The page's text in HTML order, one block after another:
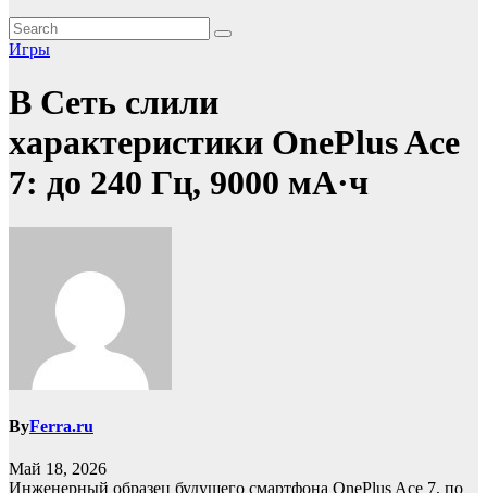
Игры
В Cеть слили
характеристики OnePlus Ace
7: до 240 Гц, 9000 мА·ч
ByFerra.ru
Май 18, 2026
Инженерный образец будущего смартфона OnePlus Ace 7, по